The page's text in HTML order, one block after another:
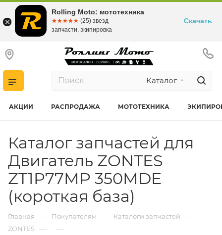
Каталог
АКЦИИ РАСПРОДАЖА МОТОТЕХНИКА
Каталог запчастей для
Двигатель ZONTES
ZT1P77MP 350MDE
(короткая база)
Главная — Покупателям — Каталоги запчастей —
ZONTES — —
Rolling Moto: мототехника
☆☆☆☆☆
★★★★★ (25) звезд
запчасти, экипировка
Скачать